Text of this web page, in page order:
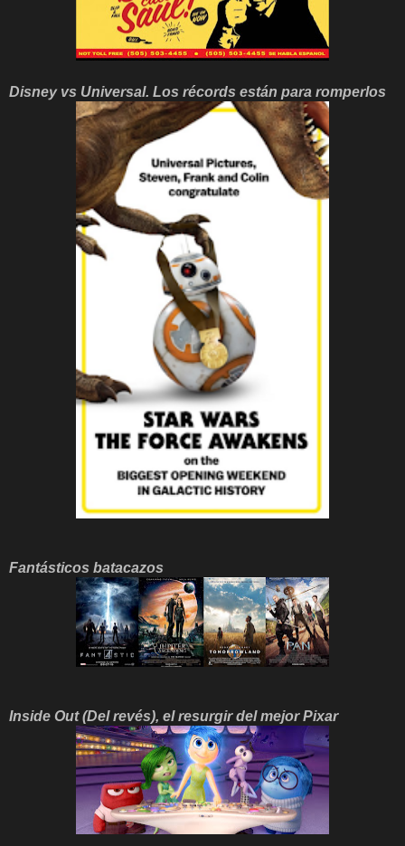
Disney vs Universal. Los récords están para romperlos
Fantásticos batacazos
Inside Out (Del revés), el resurgir del mejor Pixar